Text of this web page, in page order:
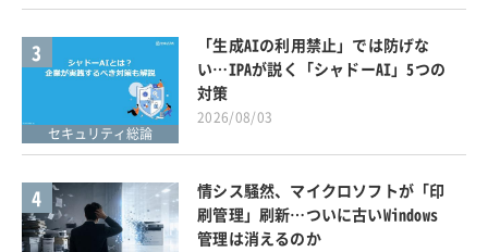
3
セキュリティ総論
「生成AIの利用禁止」では防げな
い…IPAが説く「シャドーAI」5つの
対策
2026/08/03
4
情シス騒然、マイクロソフトが「印
刷管理」刷新…ついに古いWindows
管理は消えるのか